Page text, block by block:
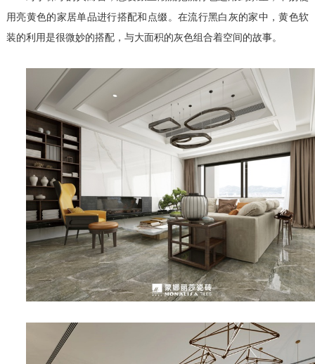
用亮黄色的家居单品进行搭配和点缀。在流行黑白灰的家中，黄色软
装的利用是很微妙的搭配，与大面积的灰色组合着空间的故事。